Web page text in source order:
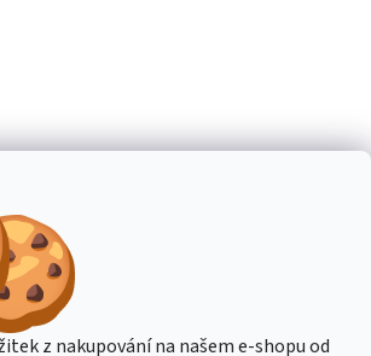
z nakupování na našem e-shopu od